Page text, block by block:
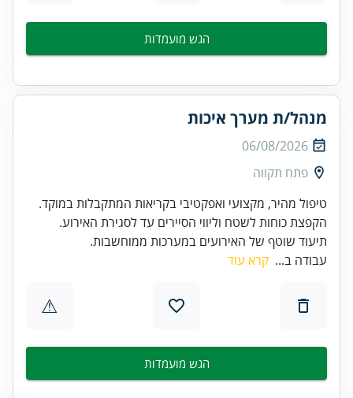
הגש מועמדות
מנהל/ת מערך איכות
06/08/2026
פתח תקווה
תיעוד שוטף של האירועים במערכות ממוחשבות.
עבודה ב... קרא עוד
⚠
הגש מועמדות